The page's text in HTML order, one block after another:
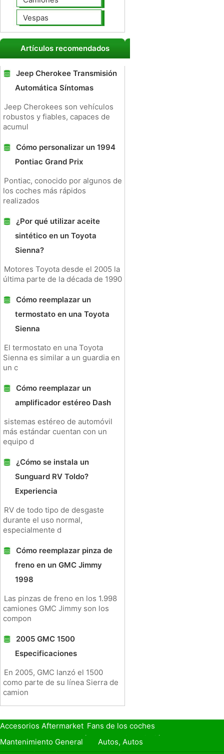
Vespas
Artículos recomendados
Jeep Cherokee Transmisión
Automática Síntomas
Jeep Cherokees son vehículos
robustos y fiables, capaces de
acumul
Cómo personalizar un 1994
Pontiac Grand Prix
Pontiac, conocido por algunos de
los coches más rápidos
realizados
¿Por qué utilizar aceite
sintético en un Toyota
Sienna?
Motores Toyota desde el 2005 la
última parte de la década de 1990
Cómo reemplazar un
termostato en una Toyota
Sienna
El termostato en una Toyota
Sienna es similar a un guardia en
un c
Cómo reemplazar un
amplificador estéreo Dash
sistemas estéreo de automóvil
más estándar cuentan con un
equipo d
¿Cómo se instala un
Sunguard RV Toldo?
Experiencia
RV de todo tipo de desgaste
durante el uso normal,
especialmente d
Cómo reemplazar pinza de
freno en un GMC Jimmy
1998
Las pinzas de freno en los 1.998
camiones GMC Jimmy son los
compon
2005 GMC 1500
Especificaciones
En 2005, GMC lanzó el 1500
como parte de su línea Sierra de
camion
Accesorios Aftermarket Fans de los coches
Seguro de Coche
Préstamos y Financiación
Mantenimiento General
Autos, Autos